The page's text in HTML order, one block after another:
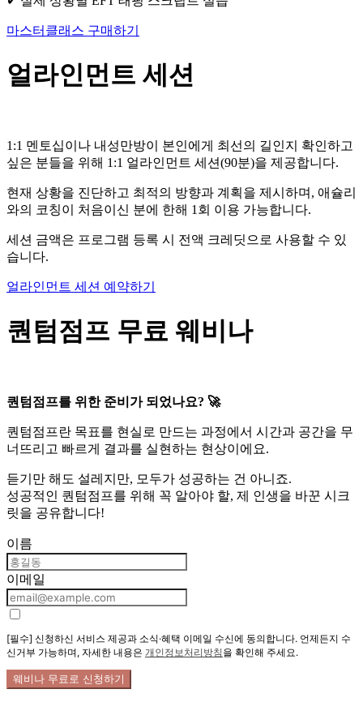
마스터클래스 구매하기
얼라인먼트 세션
1:1 멘토십이나 내성만방이 본인에게 최선의 길인지 확인하고
싶은 분들을 위해 1:1 얼라인먼트 세션(90분)을 제공합니다.
현재 상황을 진단하고 최적의 방향과 계획을 제시하며, 애슐리
와의 코칭이 처음이신 분에 한해 1회 이용 가능합니다.
세션 금액은 프로그램 등록 시 전액 크레딧으로 사용할 수 있
습니다.
얼라인먼트 세션 예약하기
퀀텀점프 무료 웨비나
퀀텀점프를 위한 준비가 되었나요? 🚀
퀀텀점프란 목표를 현실로 만드는 과정에서 시간과 공간을 무
너뜨리고 빠르게 결과를 실현하는 현상이에요.
듣기만 해도 설레지만, 모두가 성공하는 건 아니죠.
성공적인 퀀텀점프를 위해 꼭 알아야 할, 제 인생을 바꾼 시크
릿을 공유합니다!
이름
이메일
[필수] 신청하신 서비스 제공과 소식·혜택 이메일 수신에 동의합니다. 언제든지 수
신거부 가능하며, 자세한 내용은 개인정보처리방침 을 확인해 주세요.
웨비나 무료로 신청하기